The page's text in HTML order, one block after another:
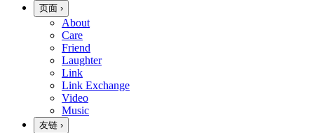
页面 ›
About
Care
Friend
Laughter
Link
Link Exchange
Video
Music
友链 ›